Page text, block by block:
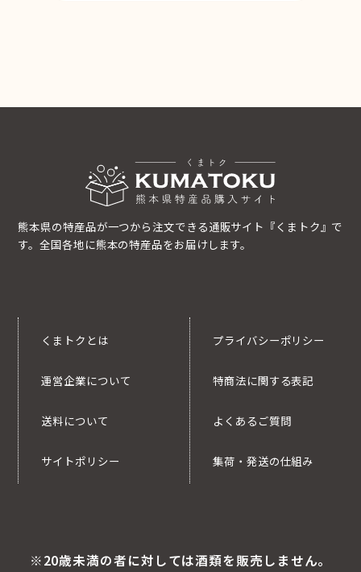
熊本県の特産品が一つから注文できる通販サイト『くまトク』で
す。全国各地に熊本の特産品をお届けします。
くまトクとは
運営企業について
送料について
サイトポリシー
プライバシーポリシー
特商法に関する表記
よくあるご質問
集荷・発送の仕組み
※20歳未満の者に対しては酒類を販売しません。